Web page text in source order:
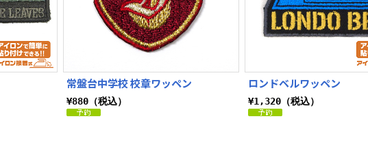
常盤台中学校 校章ワッペン
¥880（税込）
ロンドベルワッペン
¥1,320（税込）